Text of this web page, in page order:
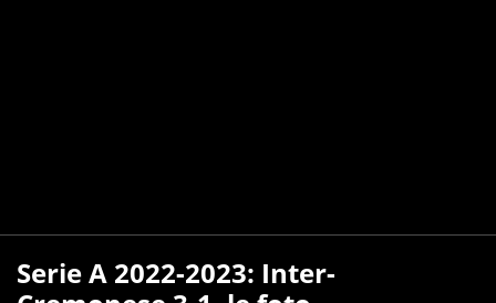
Serie A 2022-2023: Inter-